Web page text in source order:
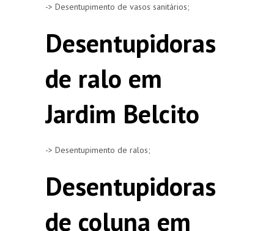
-> Desentupimento de vasos sanitários;
Desentupidoras
de ralo em
Jardim Belcito
-> Desentupimento de ralos;
Desentupidoras
de coluna em